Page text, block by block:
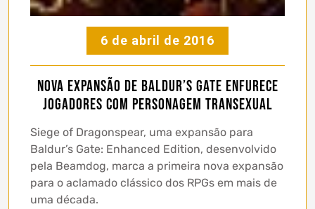
6 de abril de 2016
Nova expansão de Baldur’s Gate enfurece
jogadores com personagem transexual
Siege of Dragonspear, uma expansão para
Baldur’s Gate: Enhanced Edition, desenvolvido
pela Beamdog, marca a primeira nova expansão
para o aclamado clássico dos RPGs em mais de
uma década.